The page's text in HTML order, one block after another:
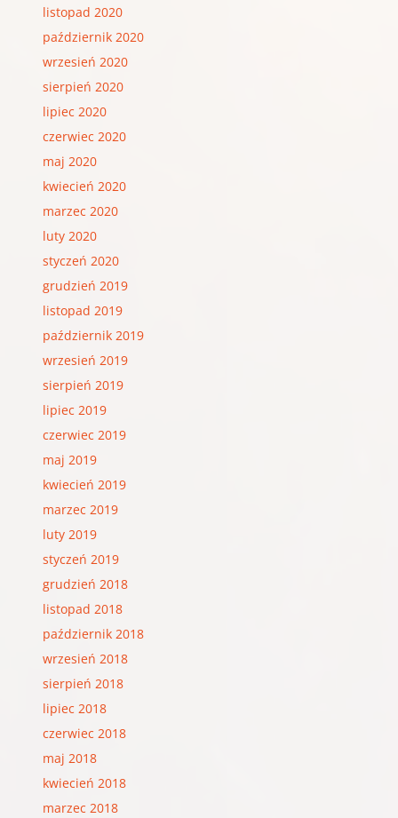
listopad 2020
październik 2020
wrzesień 2020
sierpień 2020
lipiec 2020
czerwiec 2020
maj 2020
kwiecień 2020
marzec 2020
luty 2020
styczeń 2020
grudzień 2019
listopad 2019
październik 2019
wrzesień 2019
sierpień 2019
lipiec 2019
czerwiec 2019
maj 2019
kwiecień 2019
marzec 2019
luty 2019
styczeń 2019
grudzień 2018
listopad 2018
październik 2018
wrzesień 2018
sierpień 2018
lipiec 2018
czerwiec 2018
maj 2018
kwiecień 2018
marzec 2018